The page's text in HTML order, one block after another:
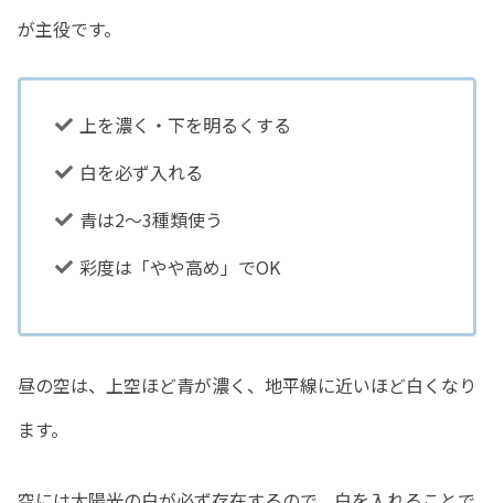
が主役です。
上を濃く・下を明るくする
白を必ず入れる
青は2〜3種類使う
彩度は「やや高め」でOK
昼の空は、上空ほど青が濃く、地平線に近いほど白くなり
ます。